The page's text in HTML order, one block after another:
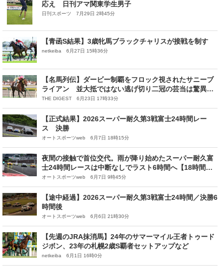
応え 日刊アマ関東学生男子
日刊スポーツ 7月29日 2時45分
【青函S結果】3歳牝馬ブラックチャリスが接戦を制す
netkeiba 6月27日 15時36分
【名馬列伝】ダービー制覇をフロック視されたサニーブ
ライアン 並大抵ではない逃げ切り二冠の芸当は驚異的
な“成長力”
THE DIGEST 6月23日 17時33分
【正式結果】2026スーパー耐久第3戦富士24時間レー
ス 決勝
オートスポーツweb 6月7日 18時15分
夜間の接触で首位交代。雨が降り始めたスーパー耐久富
士24時間レースは中断なしでラスト6時間へ【18時間後
順位結果】
オートスポーツweb 6月7日 9時45分
【途中経過】2026スーパー耐久第3戦富士24時間／決勝6
時間後
オートスポーツweb 6月6日 21時30分
【先週のJRA抹消馬】24年のサマーマイル王者トゥード
ジボン、23年の札幌2歳S覇者セットアップなど
netkeiba 6月1日 16時0分